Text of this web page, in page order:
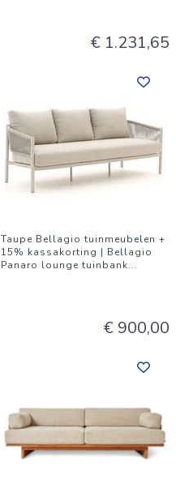
€ 1.231,65
Taupe Bellagio tuinmeubelen +
15% kassakorting | Bellagio
Panaro lounge tuinbank...
€ 900,00